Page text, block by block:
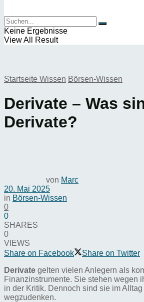
Keine Ergebnisse
View All Result
Startseite Wissen Börsen-Wissen
Derivate – Was
Derivate?
von Marc
20. Mai 2025
in Börsen-Wissen
0
0
SHARES
0
VIEWS
Share on Facebook
Share on Twitter
Derivate gelten vielen Anlegern als
Finanzinstrumente. Sie stehen wegen
in der Kritik. Dennoch sind sie im
wegzudenken.